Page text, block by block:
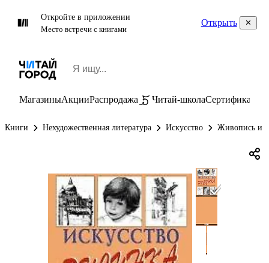
Откройте в приложении
Место встречи с книгами
Открыть
МагазиныАкцииРаспродажа Читай-школаСертификаты
Книги Нехудожественная литература Искусство Живопись и